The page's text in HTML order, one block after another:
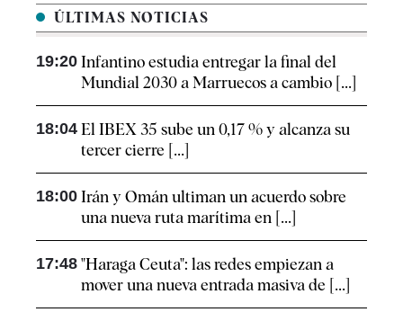
ÚLTIMAS NOTICIAS
19:20 Infantino estudia entregar la final del
Mundial 2030 a Marruecos a cambio [...]
18:04 El IBEX 35 sube un 0,17 % y alcanza su
tercer cierre [...]
18:00 Irán y Omán ultiman un acuerdo sobre
una nueva ruta marítima en [...]
17:48 "Haraga Ceuta": las redes empiezan a
mover una nueva entrada masiva de [...]